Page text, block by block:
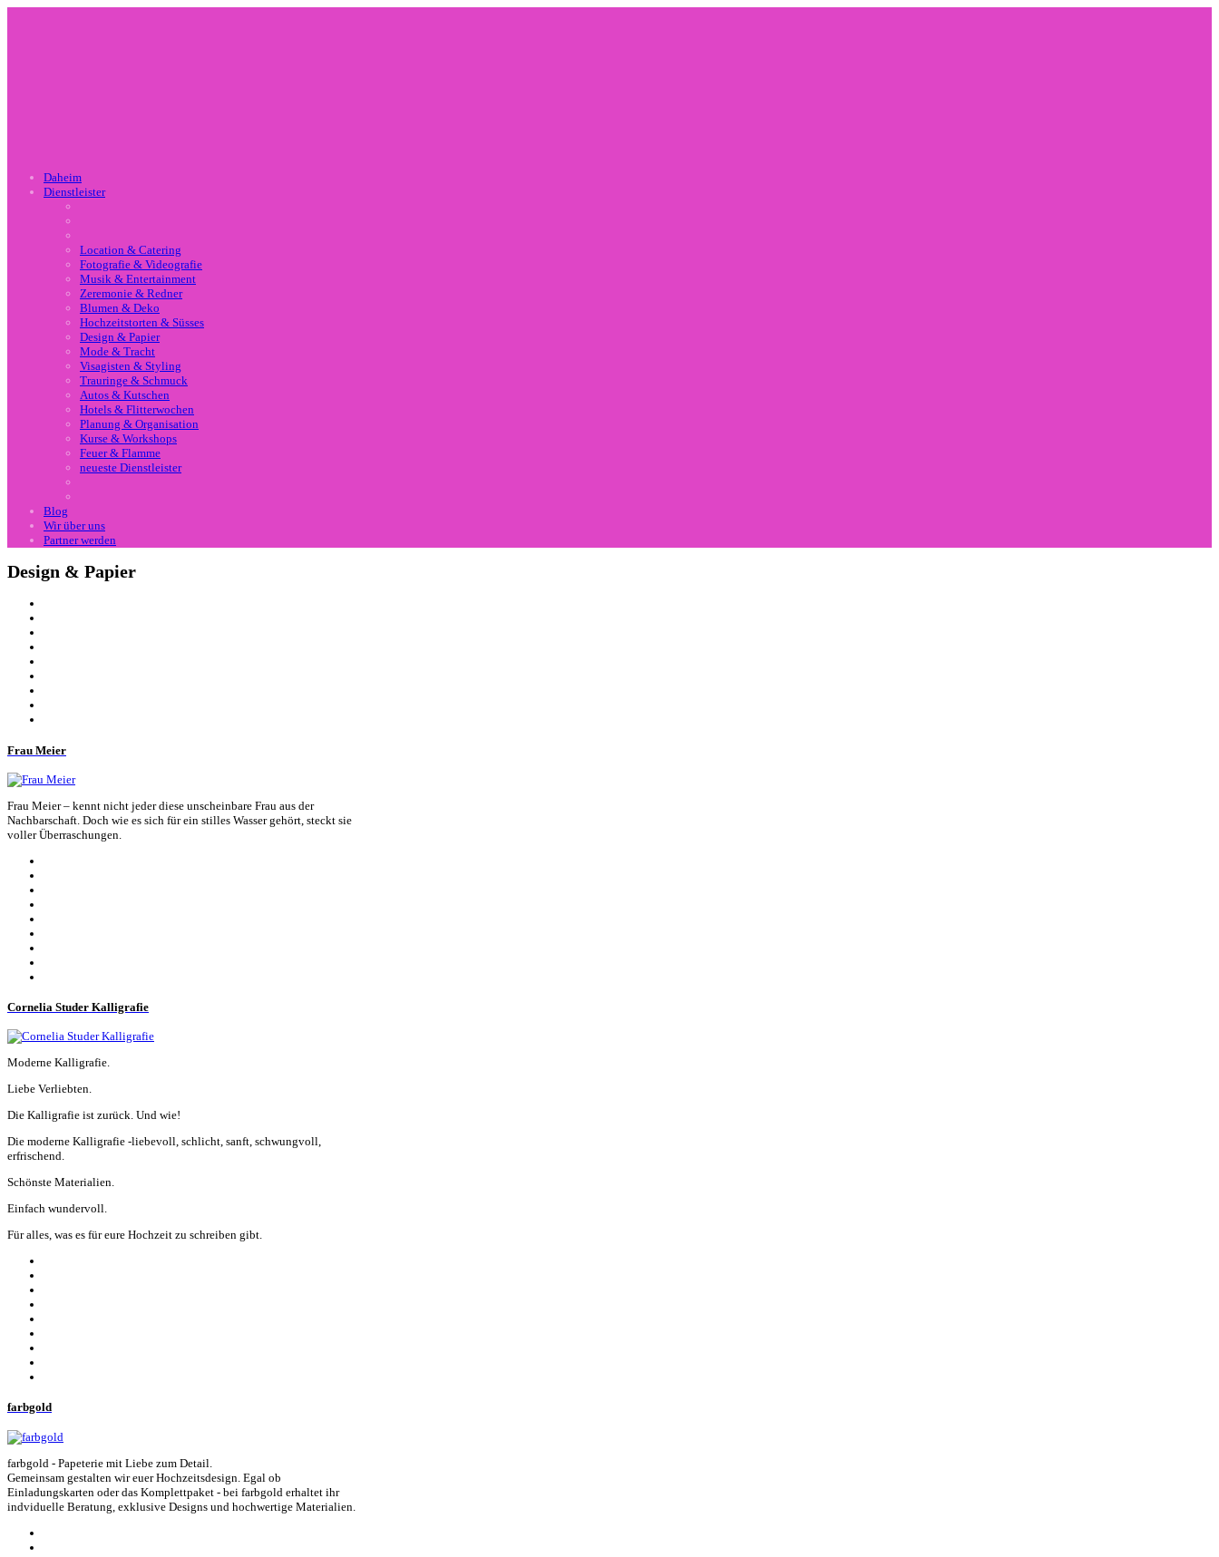
Daheim
Dienstleister
Location & Catering
Fotografie & Videografie
Musik & Entertainment
Zeremonie & Redner
Blumen & Deko
Hochzeitstorten & Süsses
Design & Papier
Mode & Tracht
Visagisten & Styling
Trauringe & Schmuck
Autos & Kutschen
Hotels & Flitterwochen
Planung & Organisation
Kurse & Workshops
Feuer & Flamme
neueste Dienstleister
Blog
Wir über uns
Partner werden
Design & Papier
Frau Meier
Frau Meier– kennt nicht jeder diese unscheinbare Frau aus der
Nachbarschaft. Doch wie es sich für ein stilles Wasser gehört, steckt sie
voller Überraschungen.
Cornelia Studer Kalligrafie
Moderne Kalligrafie.
Liebe Verliebten.
Die Kalligrafie ist zurück. Und wie!
Die moderne Kalligrafie -liebevoll, schlicht, sanft, schwungvoll,
erfrischend.
Schönste Materialien.
Einfach wundervoll.
Für alles, was es für eure Hochzeit zu schreiben gibt.
farbgold
farbgold - Papeterie mit Liebe zum Detail.
Gemeinsam gestalten wir euer Hochzeitsdesign. Egal ob
Einladungskarten oder das Komplettpaket - bei farbgold erhaltet ihr
indviduelle Beratung, exklusive Designs und hochwertige Materialien.